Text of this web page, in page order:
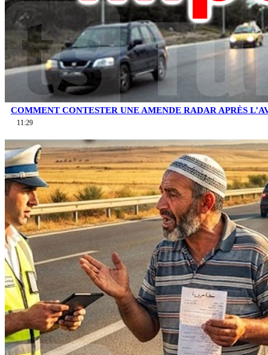
COMMENT CONTESTER UNE AMENDE RADAR APRÈS
11:29